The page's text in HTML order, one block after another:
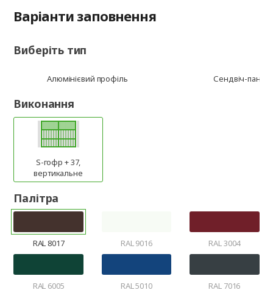
Варіанти заповнення
Виберіть тип
Алюмінієвий профіль Сендвіч-
Виконання
S-гофр + 37,
вертикальне
Палітра
RAL 8017 RAL 9016 RAL 3004
RAL 6005 RAL 5010 RAL 7016